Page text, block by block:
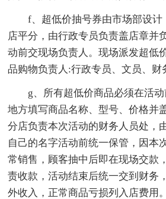
f、超低价抽号券由市场部设计
店平分，由行政专员负责盖店章并
动前交现场负责人。现场派发超低
品购物负责人:行政专员、文员、财
g、所有超低价商品必须在活
地方填写商品名称、型号、价格并
分店负责本次活动的财务人员处，
自己的名字活动前统一保管，因本
常销售，顾客抽中后即在现场交款
责收款，活动结束后统一交到财务
外收入，正常商品亏损列入店费用。